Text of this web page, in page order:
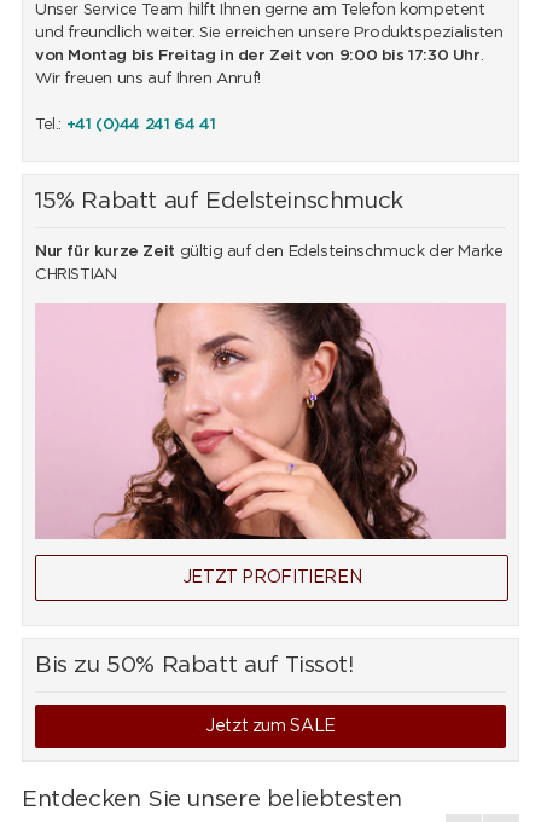
Unser Service Team hilft Ihnen gerne am Telefon kompetent
und freundlich weiter. Sie erreichen unsere Produktspezialisten
von Montag bis Freitag in der Zeit von 9:00 bis 17:30 Uhr.
Wir freuen uns auf Ihren Anruf!
Tel.: +41 (0)44 241 64 41
15% Rabatt auf Edelsteinschmuck
Nur für kurze Zeit gültig auf den Edelsteinschmuck der Marke
CHRISTIAN
JETZT PROFITIEREN
Bis zu 50% Rabatt auf Tissot!
Jetzt zum SALE
Entdecken Sie unsere beliebtesten